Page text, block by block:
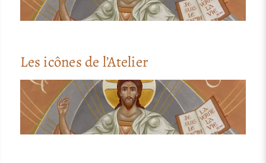
Les icônes de l’Atelier